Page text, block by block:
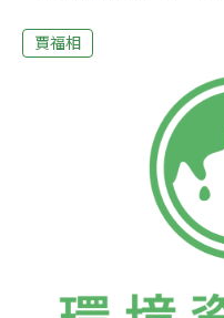
流》，1993林白；《吹
之外》，2003太魯閣國
家也零亂不知所終。最
稿，我自然願意，也有
件，是件大工程，發愁
賈福相